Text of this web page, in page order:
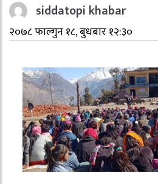
siddatopi khabar
२०७८ फाल्गुन १८, बुधबार १२:३०